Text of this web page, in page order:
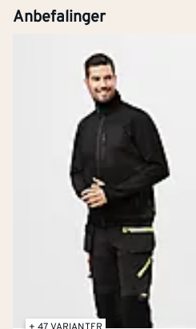
Anbefalinger